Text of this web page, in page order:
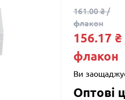
161.00 ₴ /
флакон
156.17
флакон
Ви
Оптові